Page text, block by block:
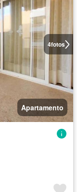
4fotos
Apartamento